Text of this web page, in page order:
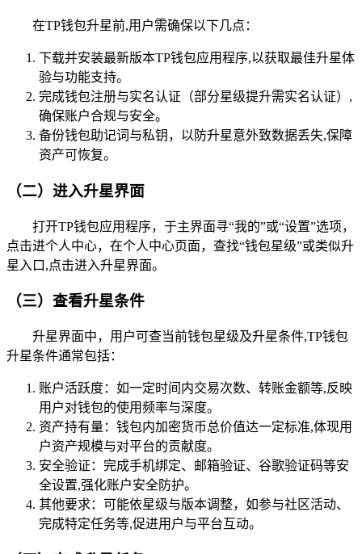
在TP钱包升星前,用户需确保以下几点：
下载并安装最新版本TP钱包应用程序,以获取最佳升星体
验与功能支持。
完成钱包注册与实名认证（部分星级提升需实名认证）,
确保账户合规与安全。
备份钱包助记词与私钥，以防升星意外致数据丢失,保障
资产可恢复。
（二）进入升星界面
打开TP钱包应用程序，于主界面寻“我的”或“设置”选项，
点击进个人中心，在个人中心页面，查找“钱包星级”或类似升
星入口,点击进入升星界面。
（三）查看升星条件
升星界面中，用户可查当前钱包星级及升星条件,TP钱包
升星条件通常包括：
账户活跃度：如一定时间内交易次数、转账金额等,反映
用户对钱包的使用频率与深度。
资产持有量：钱包内加密货币总价值达一定标准,体现用
户资产规模与对平台的贡献度。
安全验证：完成手机绑定、邮箱验证、谷歌验证码等安
全设置,强化账户安全防护。
其他要求：可能依星级与版本调整，如参与社区活动、
完成特定任务等,促进用户与平台互动。